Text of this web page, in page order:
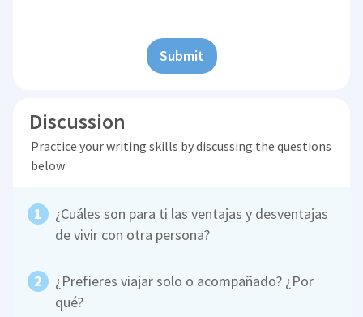
Submit
Discussion
Practice your writing skills by discussing the questions
below
¿Cuáles son para ti las ventajas y desventajas
de vivir con otra persona?
¿Prefieres viajar solo o acompañado? ¿Por
qué?